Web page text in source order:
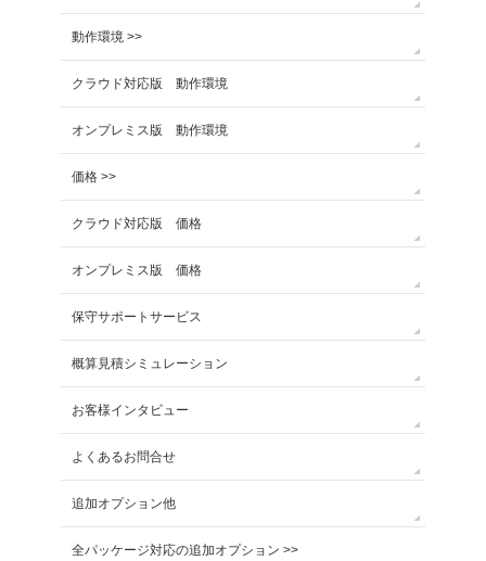
動作環境 >>
クラウド対応版 動作環境
オンプレミス版 動作環境
価格 >>
クラウド対応版 価格
オンプレミス版 価格
保守サポートサービス
概算見積シミュレーション
お客様インタビュー
よくあるお問合せ
追加オプション他
全パッケージ対応の追加オプション >>